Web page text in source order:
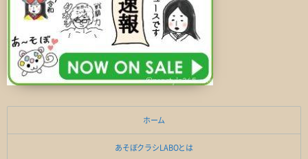
ホーム
あそぼクラシLABOとは